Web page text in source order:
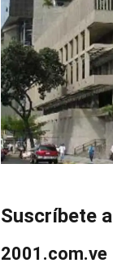
Suscríbete
2001.com.ve